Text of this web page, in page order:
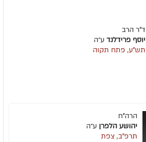
ד"ר הרב
יוסף פרידלנד ע״ה
תש"ע, פתח תקוה
הרה"ח
יהושע הלפרן ע״ה
תרפ"ב, צפת